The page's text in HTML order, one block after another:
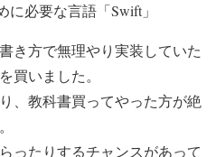
に必要な言語「Swift」
き方で無理やり実装していた
買いました。
、教科書買ってやった方が絶
ったりするチャンスがあって